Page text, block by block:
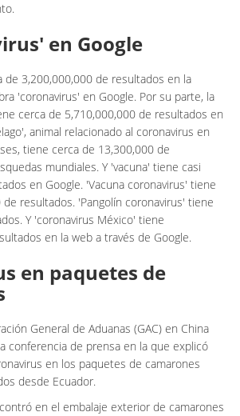
en Google
de 3,200,000,000 de resultados en la
'coronavirus' en Google. Por su parte, la
cerca de 5,710,000,000 de resultados en
animal relacionado al coronavirus en
tiene cerca de 13,300,000 de
mundiales. Y 'vacuna' tiene casi
en Google. 'Vacuna coronavirus' tiene
resultados. 'Pangolín coronavirus' tiene
Y 'coronavirus México' tiene
en la web a través de Google.
en paquetes de
General de Aduanas (GAC) en China
conferencia de prensa en la que explicó
en los paquetes de camarones
desde Ecuador.
en el embalaje exterior de camarones